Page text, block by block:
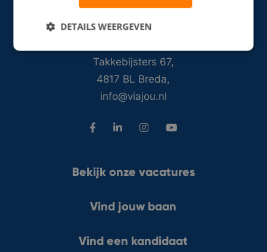
Takkebijsters 67,
4817 BL Breda,
info@viajou.nl
Bekijk onze vacatures
Vind jouw baan
Vind een kandidaat
DETAILS WEERGEVEN